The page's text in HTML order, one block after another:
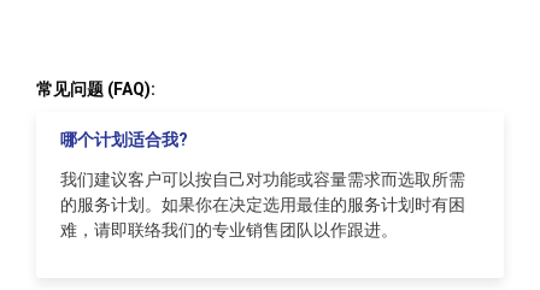
常见问题 (FAQ):
哪个计划适合我?
我们建议客户可以按自己对功能或容量需求而选取所需
的服务计划。如果你在决定选用最佳的服务计划时有困
难，请即联络我们的专业销售团队以作跟进。